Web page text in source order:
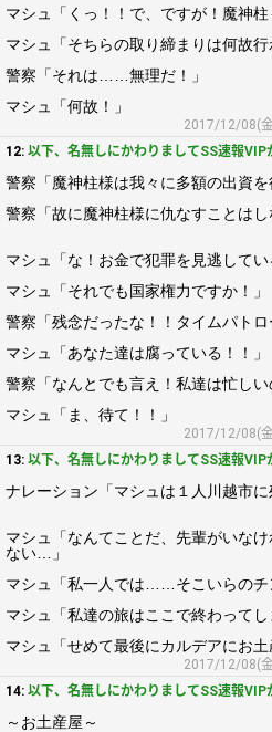
マシュ「くっ！！で、ですが！魔神柱
マシュ「そちらの取り締まりは何故行
警察「それは……無理だ！」
マシュ「何故！」
2017/12/08(
12: 以下、名無しにかわりましてSS速報VIP
警察「魔神柱様は我々に多額の出資を
警察「故に魔神柱様に仇なすことはし
マシュ「な！お金で犯罪を見逃してい
マシュ「それでも国家権力ですか！」
警察「残念だったな！！タイムパト
マシュ「あなた達は腐っている！！」
警察「なんとでも言え！私達は忙しい
マシュ「ま、待て！！」
2017/12/08(
13: 以下、名無しにかわりましてSS速報VIP
ナレーション「マシュは１人川越市に
マシュ「なんてことだ、先輩がいな
ない…」
マシュ「私一人では……そこいらのチ
マシュ「私達の旅はここで終わって
マシュ「せめて最後にカルデアにお
2017/12/08(
14: 以下、名無しにかわりましてSS速報VIP
～お土産屋～